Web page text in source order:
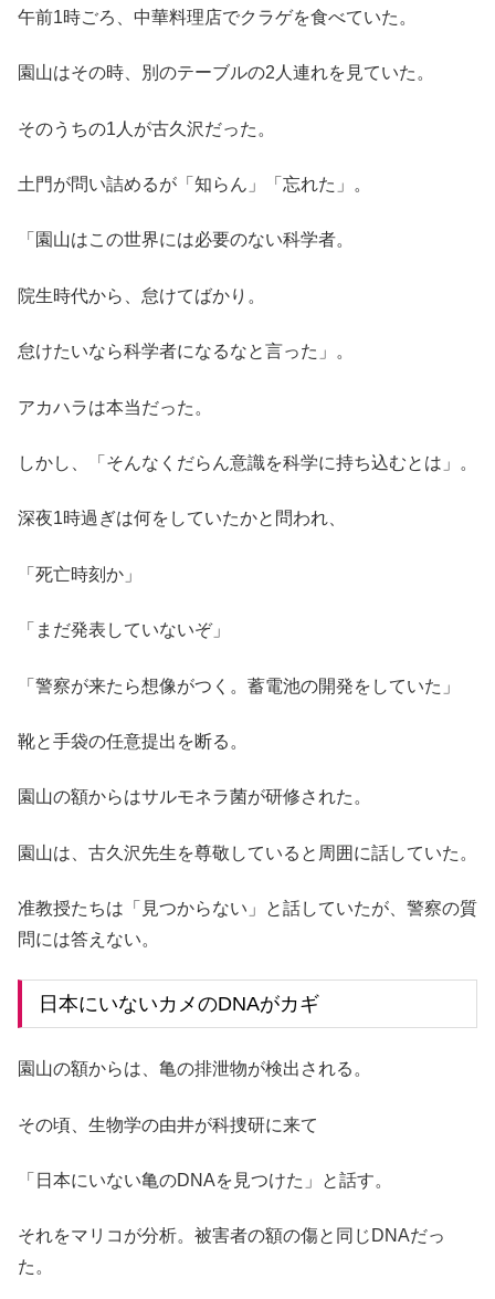
午前1時ごろ、中華料理店でクラゲを食べていた。
園山はその時、別のテーブルの2人連れを見ていた。
そのうちの1人が古久沢だった。
土門が問い詰めるが「知らん」「忘れた」。
「園山はこの世界には必要のない科学者。
院生時代から、怠けてばかり。
怠けたいなら科学者になるなと言った」。
アカハラは本当だった。
しかし、「そんなくだらん意識を科学に持ち込むとは」。
深夜1時過ぎは何をしていたかと問われ、
「死亡時刻か」
「まだ発表していないぞ」
「警察が来たら想像がつく。蓄電池の開発をしていた」
靴と手袋の任意提出を断る。
園山の額からはサルモネラ菌が研修された。
園山は、古久沢先生を尊敬していると周囲に話していた。
准教授たちは「見つからない」と話していたが、警察の質
問には答えない。
日本にいないカメのDNAがカギ
園山の額からは、亀の排泄物が検出される。
その頃、生物学の由井が科捜研に来て
「日本にいない亀のDNAを見つけた」と話す。
それをマリコが分析。被害者の額の傷と同じDNAだっ
た。